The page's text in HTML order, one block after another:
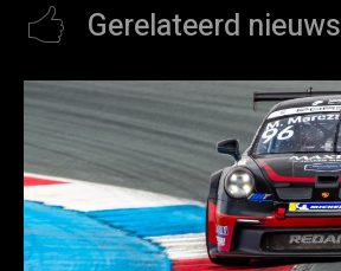
Gerelateerd nieuws